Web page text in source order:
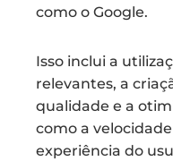
como o Google.
Isso inclui a
relevantes, a
qualidade e a
como a
experiência do